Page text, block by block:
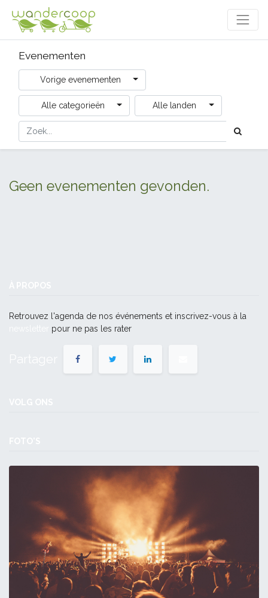
Evenementen
Vorige evenementen
Alle categorieën Alle landen
Geen evenementen gevonden.
Retrouvez l'agenda de nos événements et inscrivez-vous à la
pour ne pas les rater